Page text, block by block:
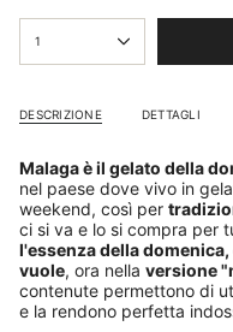
<span
class=\"quantity-
{{
quantity
</span>
nel
carrello",
"decrease"=>"Diminuisci
la
quantità
per
{{
1
DESCRIZIONE DETTAGLI
Malaga è il gelato della
nel paese dove vivo in
weekend, così per
ci si va e lo si compra per
l'essenza della
vuole, ora nella versione
contenute permettono di
e la rendono perfetta